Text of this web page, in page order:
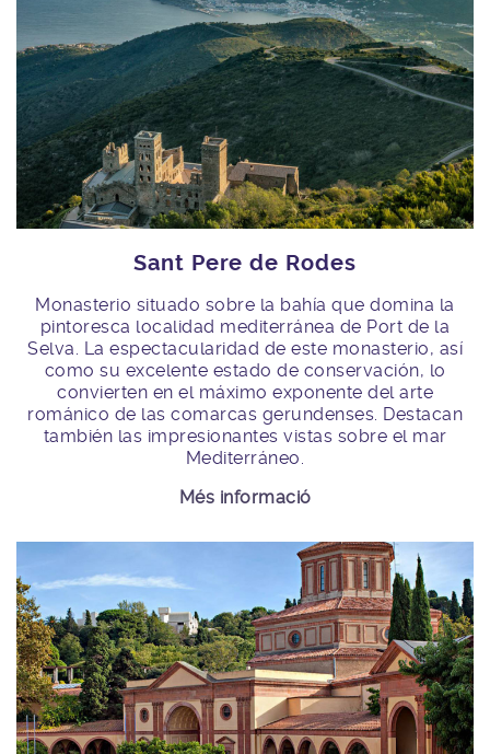
Sant Pere de Rodes
Monasterio situado sobre la bahía que domina la
pintoresca localidad mediterránea de Port de la
Selva. La espectacularidad de este monasterio, así
como su excelente estado de conservación, lo
convierten en el máximo exponente del arte
románico de las comarcas gerundenses. Destacan
también las impresionantes vistas sobre el mar
Mediterráneo.
Més informació